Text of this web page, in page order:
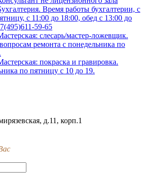
Время работы бухгалтерии, с
с 11:00 до 18:00, обед с 13:00 до
59-65
слесарь/мастер-ложевщик.
ремонта с понедельника по
покраска и гравировка.
по пятницу с 10 до 19.
д.11, корп.1